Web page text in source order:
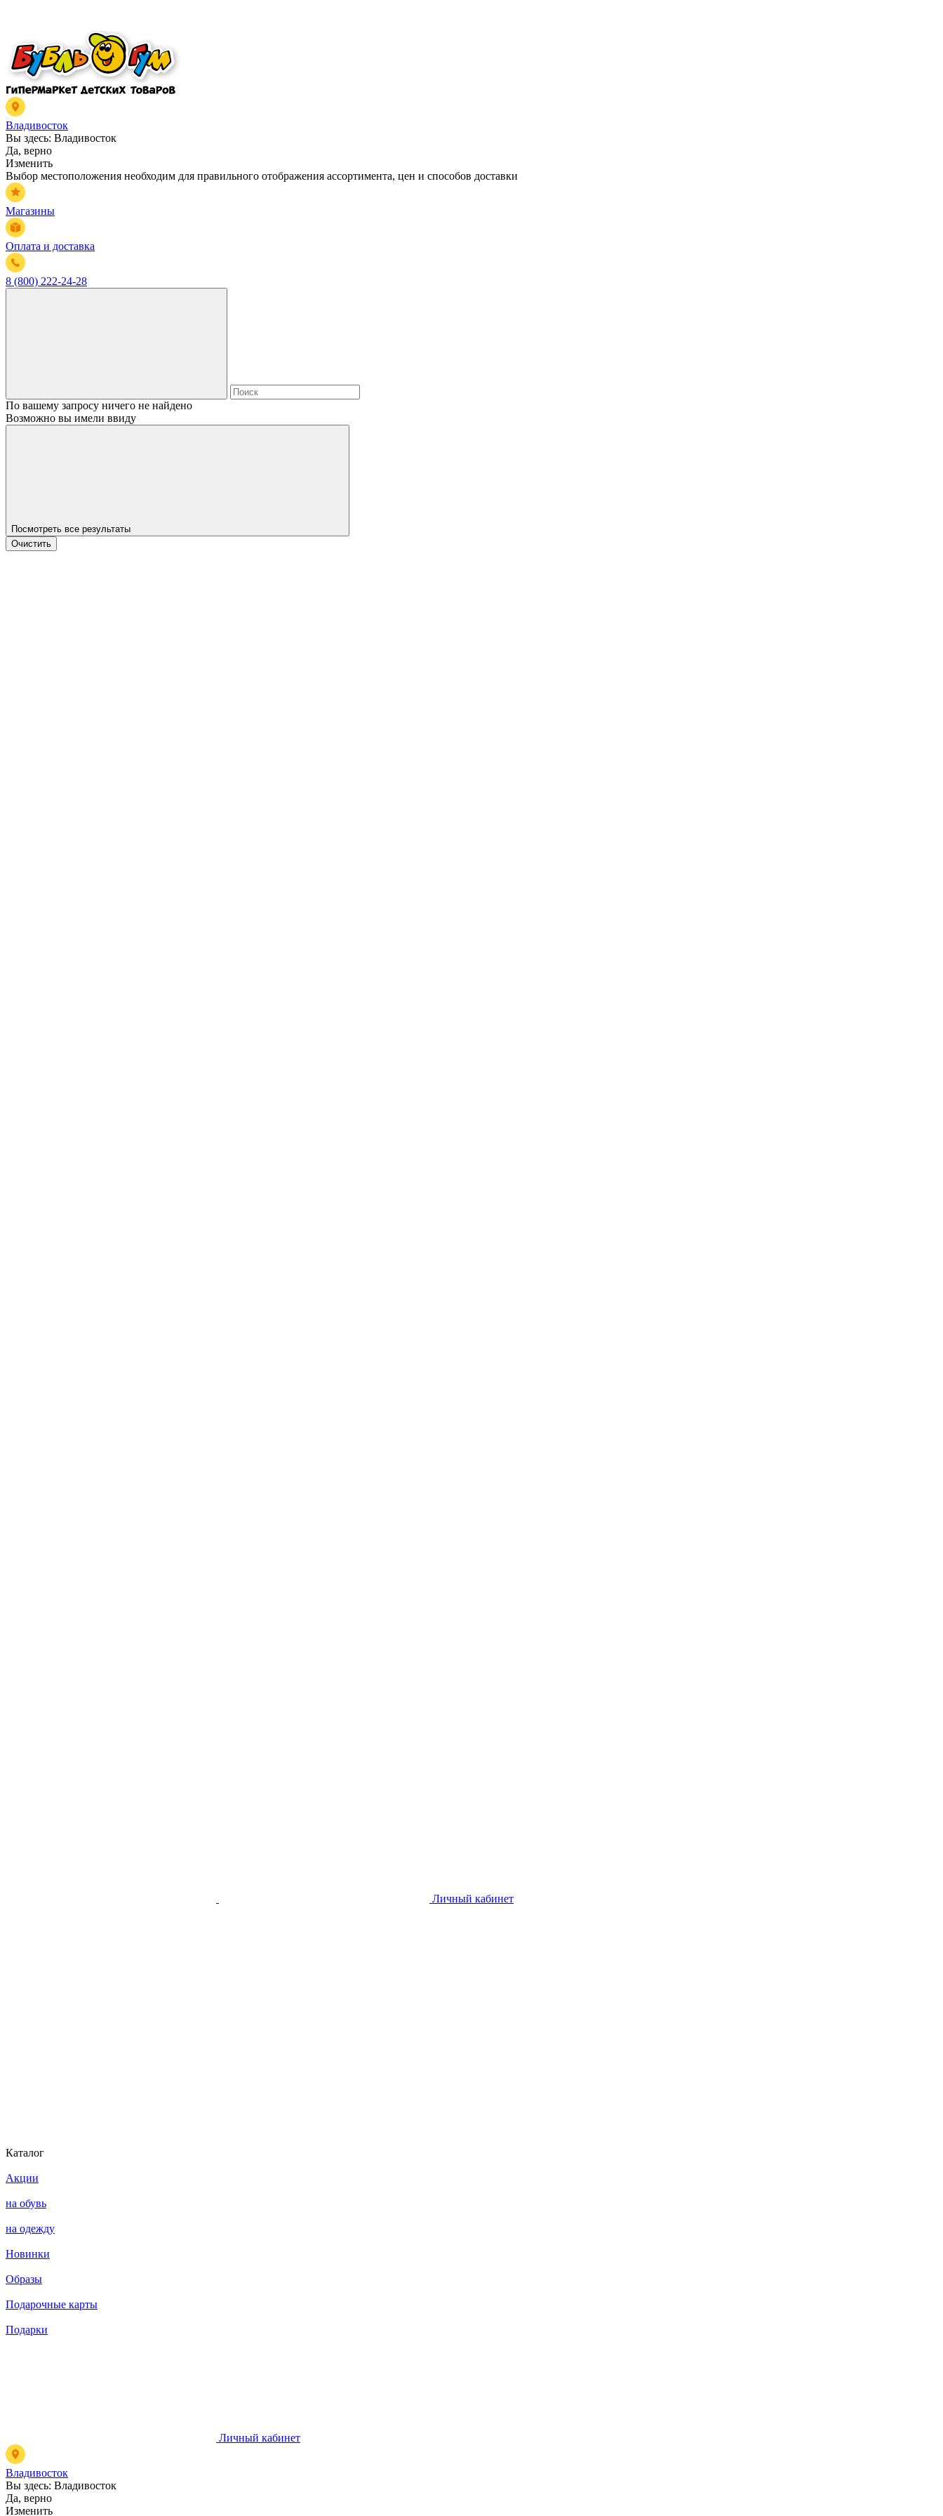
Владивосток
Вы здесь: Владивосток
Да, верно
Изменить
Выбор местоположения необходим для правильного отображения ассортимента, цен и способов доставки
Магазины
Оплата и доставка
8 (800) 222-24-28
По вашему запросу ничего не найдено
Возможно вы имели ввиду
Посмотреть все результаты
Очистить
Личный кабинет
Каталог
Акции
на обувь
на одежду
Новинки
Образы
Подарочные карты
Подарки
Личный кабинет
Владивосток
Вы здесь: Владивосток
Да, верно
Изменить